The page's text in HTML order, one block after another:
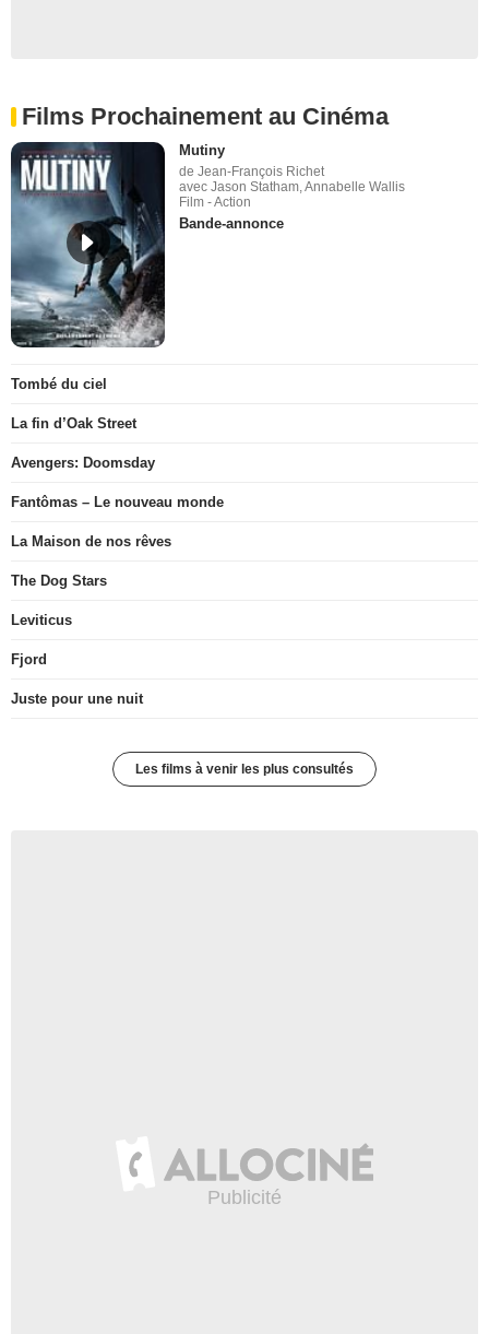
Films Prochainement au Cinéma
Mutiny
de Jean-François Richet
avec Jason Statham, Annabelle Wallis
Film - Action
Bande-annonce
Tombé du ciel
La fin d’Oak Street
Avengers: Doomsday
Fantômas – Le nouveau monde
La Maison de nos rêves
The Dog Stars
Leviticus
Fjord
Juste pour une nuit
Les films à venir les plus consultés